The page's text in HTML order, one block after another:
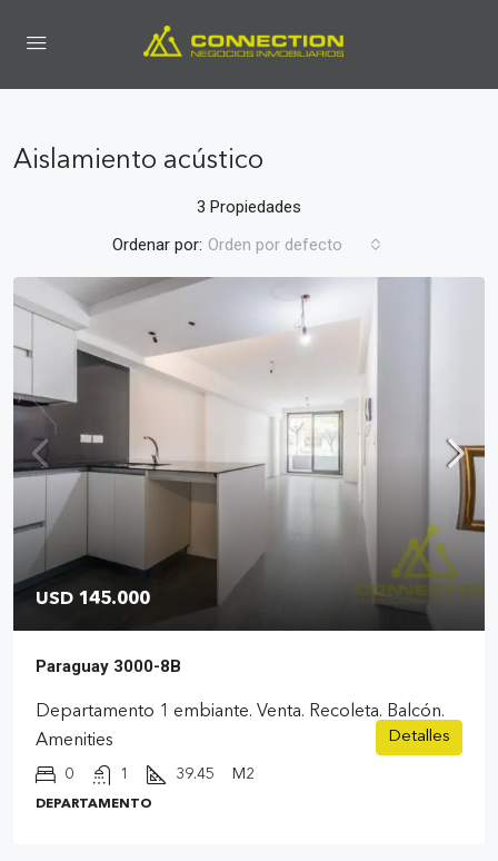
Aislamiento acústico
3 Propiedades
Ordenar por: Orden por defecto
USD 145.000
Paraguay 3000-8B
Departamento 1 embiante. Venta. Recoleta. Balcón.
Amenities
0 1 39.45 M2
DEPARTAMENTO
Detalles